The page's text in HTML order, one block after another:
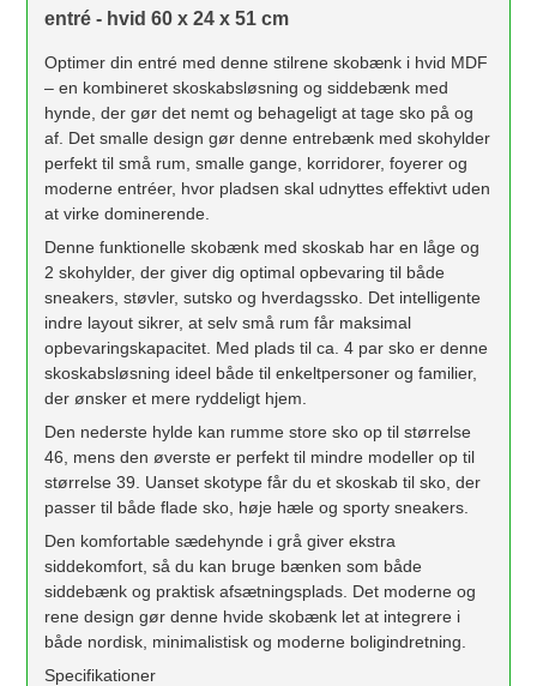
entré - hvid 60 x 24 x 51 cm
Optimer din entré med denne stilrene skobænk i hvid MDF
– en kombineret skoskabsløsning og siddebænk med
hynde, der gør det nemt og behageligt at tage sko på og
af. Det smalle design gør denne entrebænk med skohylder
perfekt til små rum, smalle gange, korridorer, foyerer og
moderne entréer, hvor pladsen skal udnyttes effektivt uden
at virke dominerende.
Denne funktionelle skobænk med skoskab har en låge og
2 skohylder, der giver dig optimal opbevaring til både
sneakers, støvler, sutsko og hverdagssko. Det intelligente
indre layout sikrer, at selv små rum får maksimal
opbevaringskapacitet. Med plads til ca. 4 par sko er denne
skoskabsløsning ideel både til enkeltpersoner og familier,
der ønsker et mere ryddeligt hjem.
Den nederste hylde kan rumme store sko op til størrelse
46, mens den øverste er perfekt til mindre modeller op til
størrelse 39. Uanset skotype får du et skoskab til sko, der
passer til både flade sko, høje hæle og sporty sneakers.
Den komfortable sædehynde i grå giver ekstra
siddekomfort, så du kan bruge bænken som både
siddebænk og praktisk afsætningsplads. Det moderne og
rene design gør denne hvide skobænk let at integrere i
både nordisk, minimalistisk og moderne boligindretning.
Specifikationer